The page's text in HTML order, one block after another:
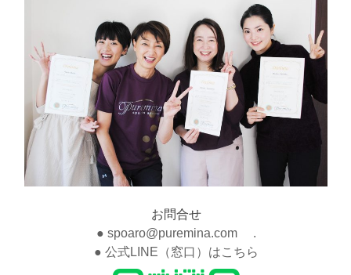
お問合せ
● spoaro@puremina.com .
● 公式LINE（窓口）はこちら